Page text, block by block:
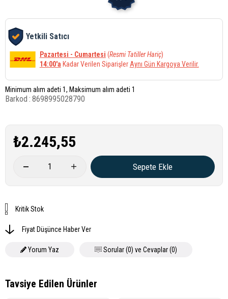
Yetkili Satıcı
Pazartesi - Cumartesi (Resmi Tatiller Hariç)
14:00'a Kadar Verilen Siparişler Aynı Gün Kargoya Verilir.
Minimum alım adeti 1, Maksimum alım adeti 1
Barkod : 8698995028790
₺2.245,55
Kritik Stok
Fiyat Düşünce Haber Ver
Yorum Yaz Sorular (0) ve Cevaplar (0)